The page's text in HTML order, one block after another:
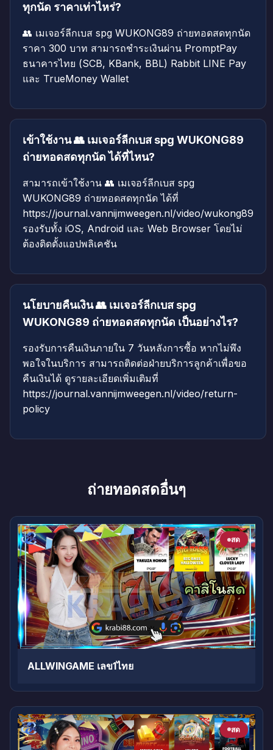
ทุกนัด ราคาเท่าไหร่?
👥 เมเจอร์ลีกเบส spg WUKONG89 ถ่ายทอดสดทุกนัด
ราคา 300 บาท สามารถชำระเงินผ่าน PromptPay
ธนาคารไทย (SCB, KBank, BBL) Rabbit LINE Pay
และ TrueMoney Wallet
เข้าใช้งาน 👥 เมเจอร์ลีกเบส spg WUKONG89
ถ่ายทอดสดทุกนัด ได้ที่ไหน?
สามารถเข้าใช้งาน 👥 เมเจอร์ลีกเบส spg
WUKONG89 ถ่ายทอดสดทุกนัด ได้ที่
https://journal.vannijmweegen.nl/video/wukong89
รองรับทั้ง iOS, Android และ Web Browser โดยไม่
ต้องติดตั้งแอปพลิเคชัน
นโยบายคืนเงิน 👥 เมเจอร์ลีกเบส spg
WUKONG89 ถ่ายทอดสดทุกนัด เป็นอย่างไร?
รองรับการคืนเงินภายใน 7 วันหลังการซื้อ หากไม่พึง
พอใจในบริการ สามารถติดต่อฝ่ายบริการลูกค้าเพื่อขอ
คืนเงินได้ ดูรายละเอียดเพิ่มเติมที่
https://journal.vannijmweegen.nl/video/return-
policy
ถ่ายทอดสดอื่นๆ
สด
ALLWINGAME เลข1ไทย
สด